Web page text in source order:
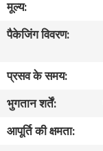
गुणवत्ता
नियंत्रण
संपर्क
करें
मूल्य:
पैकेजिंग विवरण:
प्रसव के समय:
भुगतान शर्तें:
आपूर्ति की क्षमता: